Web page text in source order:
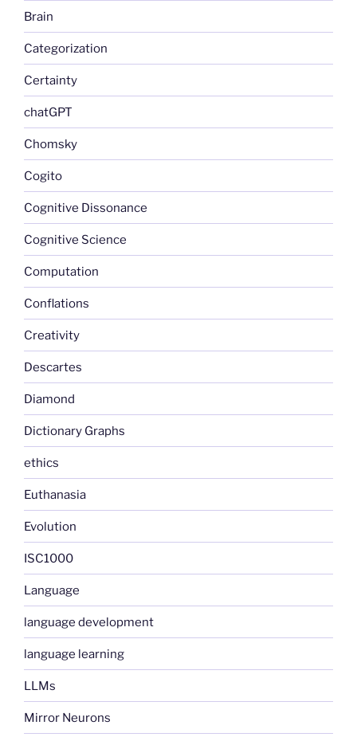
Brain
Categorization
Certainty
chatGPT
Chomsky
Cogito
Cognitive Dissonance
Cognitive Science
Computation
Conflations
Creativity
Descartes
Diamond
Dictionary Graphs
ethics
Euthanasia
Evolution
ISC1000
Language
language development
language learning
LLMs
Mirror Neurons